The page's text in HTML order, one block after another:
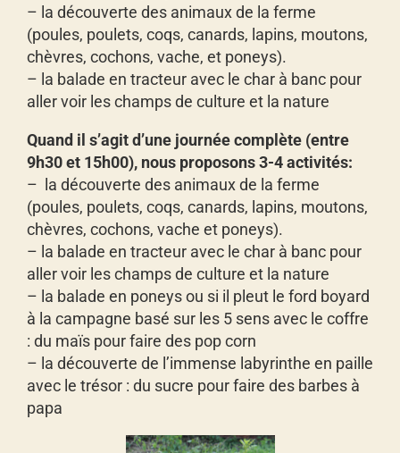
– la découverte des animaux de la ferme
(poules, poulets, coqs, canards, lapins, moutons,
chèvres, cochons, vache, et poneys).
– la balade en tracteur avec le char à banc pour
aller voir les champs de culture et la nature
Quand il s’agit d’une journée complète (entre
9h30 et 15h00), nous proposons 3-4 activités:
– la découverte des animaux de la ferme
(poules, poulets, coqs, canards, lapins, moutons,
chèvres, cochons, vache et poneys).
– la balade en tracteur avec le char à banc pour
aller voir les champs de culture et la nature
– la balade en poneys ou si il pleut le ford boyard
à la campagne basé sur les 5 sens avec le coffre
: du maïs pour faire des pop corn
– la découverte de l’immense labyrinthe en paille
avec le trésor : du sucre pour faire des barbes à
papa